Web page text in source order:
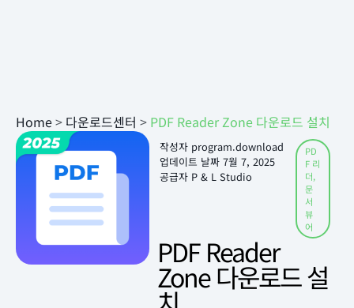
Home> 다운로드센터 > PDF Reader Zone 다운로드 설치
작성자 program.download
업데이트 날짜 7월 7, 2025
공급자 P & L Studio
PD
F 리
더,
문
서
뷰
어
PDF Reader
Zone 다운로드 설